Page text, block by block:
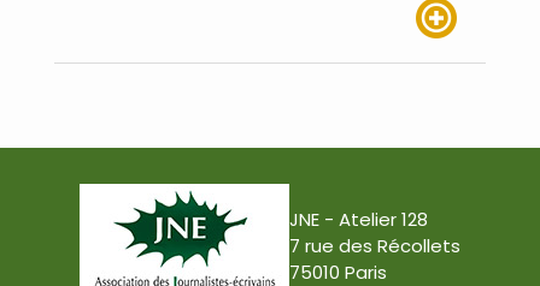
JNE - Atelier 128
7 rue des Récollets
75010 Paris